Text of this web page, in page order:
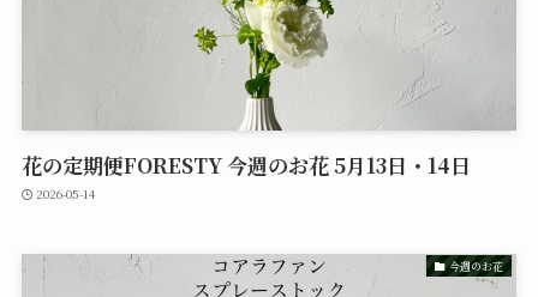
花の定期便FORESTY 今週のお花 5月13日・14日
2026-05-14
今週のお花